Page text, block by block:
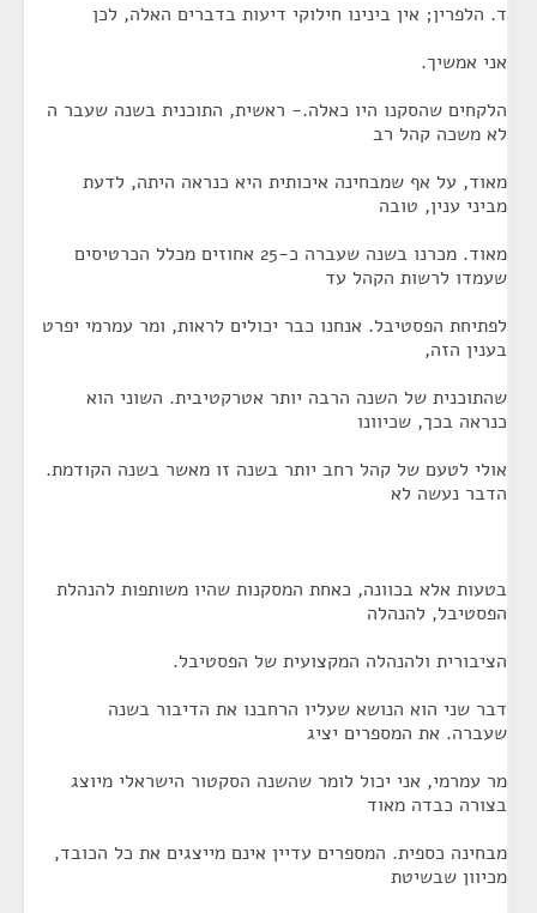
ד. הלפרין; אין בינינו חילוקי דיעות בדברים האלה, לכן
אני אמשיך.
הלקחים שהסקנו היו כאלה.- ראשית, התוכנית בשנה שעבר ה
לא משכה קהל רב
מאוד, על אף שמבחינה איכותית היא כנראה היתה, לדעת
מביני ענין, טובה
מאוד. מכרנו בשנה שעברה כ-25 אחוזים מכלל הכרטיסים
שעמדו לרשות הקהל עד
לפתיחת הפסטיבל. אנחנו כבר יכולים לראות, ומר עמרמי יפרט
בענין הזה,
שהתוכנית של השנה הרבה יותר אטרקטיבית. השוני הוא
כנראה בכך, שכיוונו
אולי לטעם של קהל רחב יותר בשנה זו מאשר בשנה הקודמת.
הדבר נעשה לא
בטעות אלא בכוונה, כאחת המסקנות שהיו משותפות להנהלת
הפסטיבל, להנהלה
הציבורית ולהנהלה המקצועית של הפסטיבל.
דבר שני הוא הנושא שעליו הרחבנו את הדיבור בשנה
שעברה. את המספרים יציג
מר עמרמי, אני יכול לומר שהשנה הסקטור הישראלי מיוצג
בצורה כבדה מאוד
מבחינה כספית. המספרים עדיין אינם מייצגים את כל הכובד,
מכיוון שבשיטת